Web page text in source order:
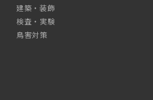
建築・装飾
検査・実験
鳥害対策